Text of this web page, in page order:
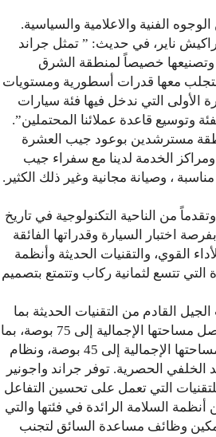
راكيش ناير، في حديث: ” تمثل جراند
وتصنيعها خصيصاً لمنطقة الشرق
معها قدرات أسطورية ومستويات
الأولى التي ندخل فيها فئة سيارات
وتوسيع قاعدة عملائنا المحتملين”.
مسترشدين بوعود جيب العشرة
الخدمة لدينا مع سفراء جيب
، وصيانة مجانية وغير ذلك الكثير.
من الناحية التكنولوجية في تاريخ
العملاء الآن بفرصة اختبار السيارة وقدراتها الفائقة
القوي، والتقنيات الحديثة وأنظمة
التي تتسع لثمانية ركاب وتتمتع بتصميم
القادم من التقنيات الحديثة بما
فيها نظام “يوكونيكت 5″، ومجموعة من شاشات العرض الرقمية والتي تصل مساحتها الإجمالية إلى 75 بوصة، بما
في ذلك الشاشات الممتدة على طول لوحة القيادة الأمامية والتي تصل مساحتها الإجمالية إلى 45 بوصة، ونظام
الخلفي الحصرية. توفر جراند واجونير
للتقنيات التي تعمل على تحسين التفاعل
السلامة الرائدة في فئتها والتي
وظائف مساعدة السائق لتجنب